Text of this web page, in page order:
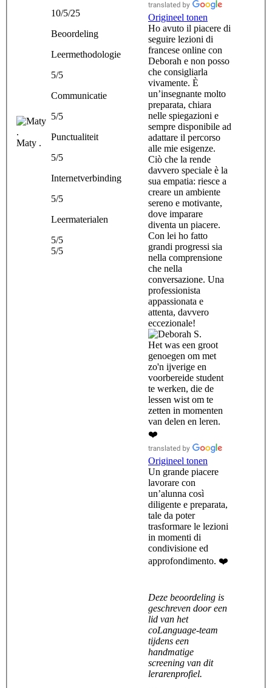
Maty .
10/5/25
Beoordeling
Leermethodologie
5/5
Communicatie
5/5
Punctualiteit
5/5
Internetverbinding
5/5
Leermaterialen
5/5
5/5
Origineel tonen
Ho avuto il piacere di
seguire lezioni di
francese online con
Deborah e non posso
che consigliarla
vivamente. È
un’insegnante molto
preparata, chiara
nelle spiegazioni e
sempre disponibile ad
adattare il percorso
alle mie esigenze.
Ciò che la rende
davvero speciale è la
sua empatia: riesce a
creare un ambiente
sereno e motivante,
dove imparare
diventa un piacere.
Con lei ho fatto
grandi progressi sia
nella comprensione
che nella
conversazione. Una
professionista
appassionata e
attenta, davvero
eccezionale!
Het was een groot
genoegen om met
zo'n ijverige en
voorbereide student
te werken, die de
lessen wist om te
zetten in momenten
van delen en leren.
❤️
Origineel tonen
Un grande piacere
lavorare con
un’alunna così
diligente e preparata,
tale da poter
trasformare le lezioni
in momenti di
condivisione ed
approfondimento. ❤️
Deze beoordeling is
geschreven door een
lid van het
coLanguage-team
tijdens een
handmatige
screening van dit
lerarenprofiel.